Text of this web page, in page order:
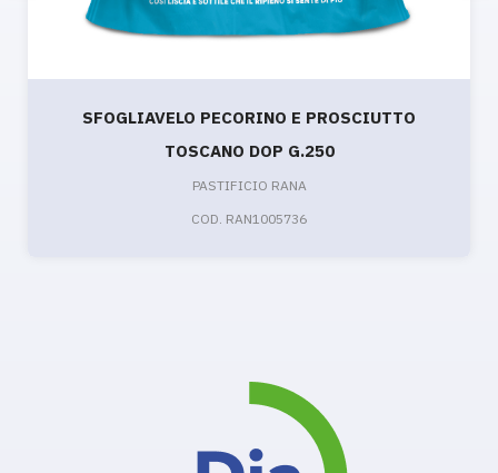
SFOGLIAVELO PECORINO E PROSCIUTTO
TOSCANO DOP G.250
PASTIFICIO RANA
COD. RAN1005736